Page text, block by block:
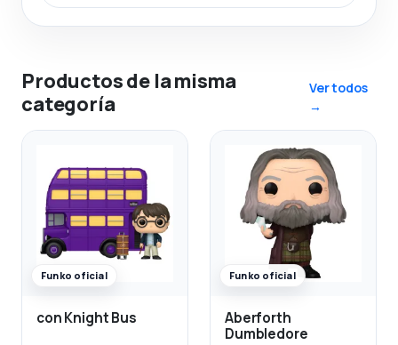
Productos de la misma
categoría
Ver todos
→
Funko oficial
con Knight Bus
Funko oficial
Aberforth
Dumbledore